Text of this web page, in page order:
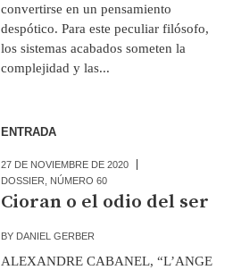
convertirse en un pensamiento
despótico. Para este peculiar filósofo,
los sistemas acabados someten la
complejidad y las...
ENTRADA
27 DE NOVIEMBRE DE 2020
DOSSIER
NÚMERO 60
Cioran o el odio del ser
BY DANIEL GERBER
ALEXANDRE CABANEL, “L’ANGE